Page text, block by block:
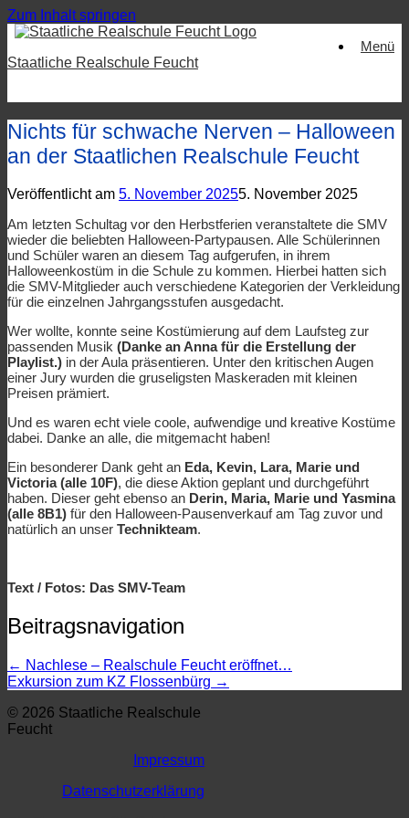
Zum Inhalt springen
Staatliche Realschule Feucht
Menü
Nichts für schwache Nerven – Halloween
an der Staatlichen Realschule Feucht
Veröffentlicht am 5. November 20255. November 2025
Am letzten Schultag vor den Herbstferien veranstaltete die SMV
wieder die beliebten Halloween-Partypausen. Alle Schülerinnen
und Schüler waren an diesem Tag aufgerufen, in ihrem
Halloweenkostüm in die Schule zu kommen. Hierbei hatten sich
die SMV-Mitglieder auch verschiedene Kategorien der Verkleidung
für die einzelnen Jahrgangsstufen ausgedacht.
Wer wollte, konnte seine Kostümierung auf dem Laufsteg zur
passenden Musik (Danke an Anna für die Erstellung der
Playlist.) in der Aula präsentieren. Unter den kritischen Augen
einer Jury wurden die gruseligsten Maskeraden mit kleinen
Preisen prämiert.
Und es waren echt viele coole, aufwendige und kreative Kostüme
dabei. Danke an alle, die mitgemacht haben!
Ein besonderer Dank geht an Eda, Kevin, Lara, Marie und
Victoria (alle 10F), die diese Aktion geplant und durchgeführt
haben. Dieser geht ebenso an Derin, Maria, Marie und Yasmina
(alle 8B1) für den Halloween-Pausenverkauf am Tag zuvor und
natürlich an unser Technikteam.
Text / Fotos: Das SMV-Team
Beitragsnavigation
← Nachlese – Realschule Feucht eröffnet…
Exkursion zum KZ Flossenbürg →
© 2026 Staatliche Realschule
Feucht
Impressum
Datenschutzerklärung